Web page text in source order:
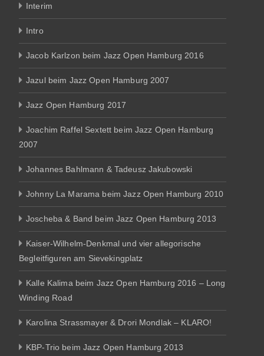
Interim
Intro
Jacob Karlzon beim Jazz Open Hamburg 2016
Jazul beim Jazz Open Hamburg 2007
Jazz Open Hamburg 2017
Joachim Raffel Sextett beim Jazz Open Hamburg
2007
Johannes Bahlmann & Tadeusz Jakubowski
Johnny La Marama beim Jazz Open Hamburg 2010
Joscheba & Band beim Jazz Open Hamburg 2013
Kaiser-Wilhelm-Denkmal und vier allegorische
Begleitfiguren am Sievekingplatz
Kalle Kalima beim Jazz Open Hamburg 2016 – Long
Winding Road
Karolina Strassmayer & Drori Mondlak – KLARO!
KBP-Trio beim Jazz Open Hamburg 2013